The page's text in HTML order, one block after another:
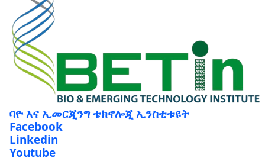
ባዮ እና ኢመርጂንግ ቴክኖሎጂ ኢንስቲቱዩት
Facebook
Linkedin
Youtube